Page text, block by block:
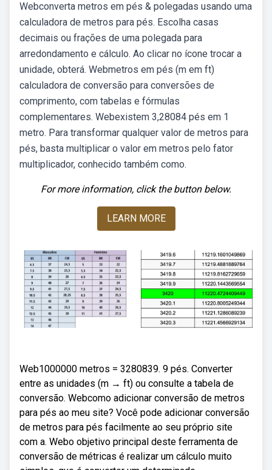
Webconverta metros em pés & polegadas usando uma
calculadora de metros para pés. Escolha casas
decimais ou frações de uma polegada para
arredondamento e cálculo. Ao clicar no ícone trocar a
unidade, obterá. Webmetros em pés (m em ft)
calculadora de conversão para conversões de
comprimento, com tabelas e fórmulas
complementares. Webexistem 3,28084 pés em 1
metro. Para transformar qualquer valor de metros para
pés, basta multiplicar o valor em metros pelo fator
multiplicador, conhecido também como.
For more information, click the button below.
LEARN MORE
Web1000000 metros = 3280839. 9 pés. Converter
entre as unidades (m → ft) ou consulte a tabela de
conversão. Webcomo adicionar conversão de metros
para pés ao meu site? Você pode adicionar conversão
de metros para pés facilmente ao seu próprio site
com a. Webo objetivo principal deste ferramenta de
conversão de métricas é realizar um cálculo muito